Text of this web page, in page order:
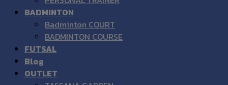
BADMINTON
Badminton COURT
BADMINTON COURSE
FUTSAL
Blog
OUTLET